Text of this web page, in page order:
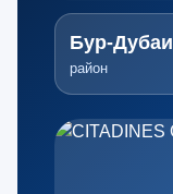
Бур-Дубаи
район